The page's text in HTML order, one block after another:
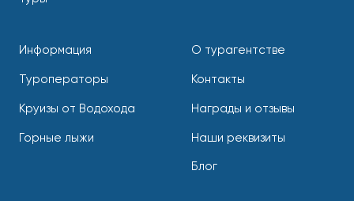
Информация
Туроператоры
Круизы от Водохода
Горные лыжи
О турагентстве
Контакты
Награды и отзывы
Наши реквизиты
Блог